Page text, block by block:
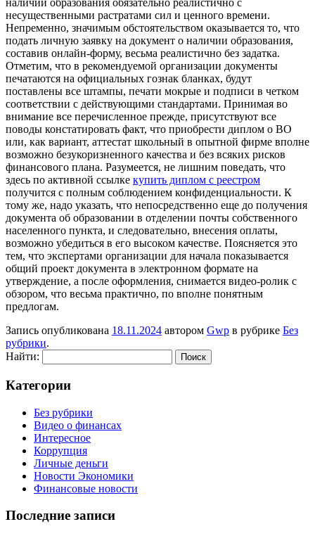
наличии образования обязательно реалистично с
несущественными растратами сил и ценного времени.
Непременно, значимым обстоятельством оказывается то, что
подать личную заявку на документ о наличии образования,
составив онлайн-форму, весьма реалистично без задатка.
Отметим, что в рекомендуемой организации документы
печатаются на официальных гознак бланках, будут
поставлены все штампы, печати мокрые и подписи в четком
соответствии с действующими стандартами. Принимая во
внимание все перечисленное прежде, присутствуют все
поводы констатировать факт, что приобрести диплом о ВО
или, как вариант, аттестат школьный в опытной фирме вполне
возможно безукоризненного качества и без всяких рисков
финансового плана. Разумеется, не лишним поведать, что
здесь по активной ссылке купить диплом с реестром
получится с полным соблюдением конфиденциальности. К
тому же, надо указать, что непосредственно еще до получения
документа об образовании в отделении почты собственного
населенного пункта, и следовательно, внесения оплаты,
возможно убедиться в его высоком качестве. Поясняется это
тем, что экспертами организации для начала показывается
общий проект документа в электронном формате на
утверждение, а после оформления, снимается видео-ролик с
обзором, что весьма практично, по вполне понятным
предлогам.
Запись опубликована 18.11.2024 автором Gwp в рубрике Без
рубрики.
Найти:
Категории
Без рубрики
Видео о финансах
Интересное
Коррупция
Личные деньги
Новости Экономики
Финансовые новости
Последние записи